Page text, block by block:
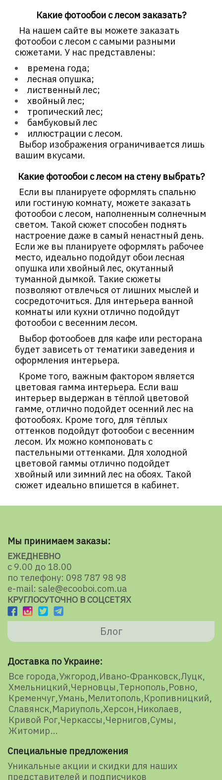
Какие фотообои с лесом заказать?
На нашем сайте вы можете заказать
фотообои с лесом с самыми разными
сюжетами. У нас представлены:
времена года;
лесная опушка;
лиственный лес;
хвойный лес;
тропический лес;
бамбуковый лес
иллюстрации с лесом.
Выбор изображения ограничивается лишь
вашим вкусами.
Какие фотообои с лесом на стену выбрать?
Если вы планируете оформлять спальню
или гостиную комнату, можете заказать
фотообои с лесом, наполненным солнечным
светом. Такой сюжет способен поднять
настроение даже в самый ненастный день.
Если же вы планируете оформлять рабочее
место, идеально подойдут обои лесная
опушка или хвойный лес, окутанный
туманной дымкой. Такие сюжеты
позволяют отвлечься от лишних мыслей и
сосредоточиться. Для интерьера ванной
комнаты или кухни отлично подойдут
фотообои с весенним лесом.
Выбор фотообоев для кафе или ресторана
будет зависеть от тематики заведения и
оформления интерьера.
Кроме того, важным фактором является
цветовая гамма интерьера. Если ваш
интерьер выдержан в тёплой цветовой
гамме, отлично подойдет осенний лес на
фотообоях. Кроме того, для тёплых
оттенков подойдут фотообои с весенним
лесом. Их можно компоновать с
пастельными оттенками. Для холодной
цветовой гаммы отлично подойдет
хвойный или зимний лес на обоях. Такой
сюжет идеально впишется в кабинет.
Мы принимаем заказы:
ЕЖЕДНЕВНО
с 9.00 до 18.00
по телефону: 098 787 98 98
e-mail: sale@ecooboi.com.ua
КРУГЛОСУТОЧНО В СОЦСЕТЯХ
Блог
Доставка по Украине:
Все города Ужгород Ивано-Франковск Луцк
Хмельницкий Черновцы Тернополь Ровно
Кременчуг Умань Мелитополь Кропивницкий
Славянск Мариуполь Херсон Николаев
Кривой Рог Черкассы Чернигов Сумы
Житомир
Специальные предложения
Уникальные акции и скидки для наших
представителей и подписчиков